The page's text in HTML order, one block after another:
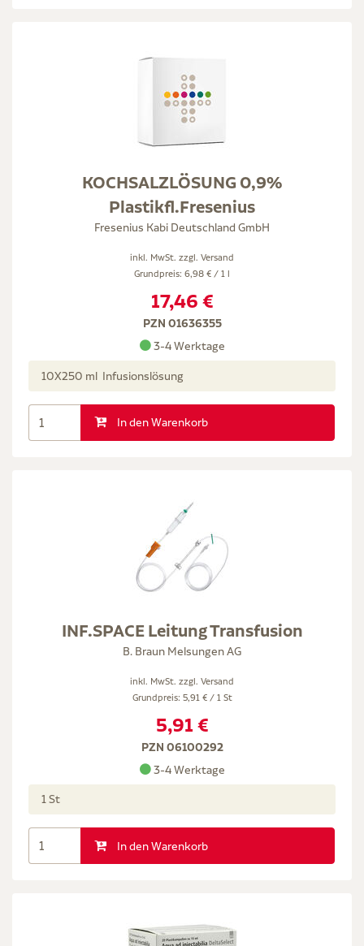
KOCHSALZLÖSUNG 0,9%
Plastikfl.Fresenius
Fresenius Kabi Deutschland GmbH
inkl. MwSt. zzgl. Versand
Grundpreis: 6,98 € / 1 l
17,46 €
PZN 01636355
3-4 Werktage
10X250 ml Infusionslösung
In den Warenkorb
INF.SPACE Leitung Transfusion
B. Braun Melsungen AG
inkl. MwSt. zzgl. Versand
Grundpreis: 5,91 € / 1 St
5,91 €
PZN 06100292
3-4 Werktage
1 St
In den Warenkorb